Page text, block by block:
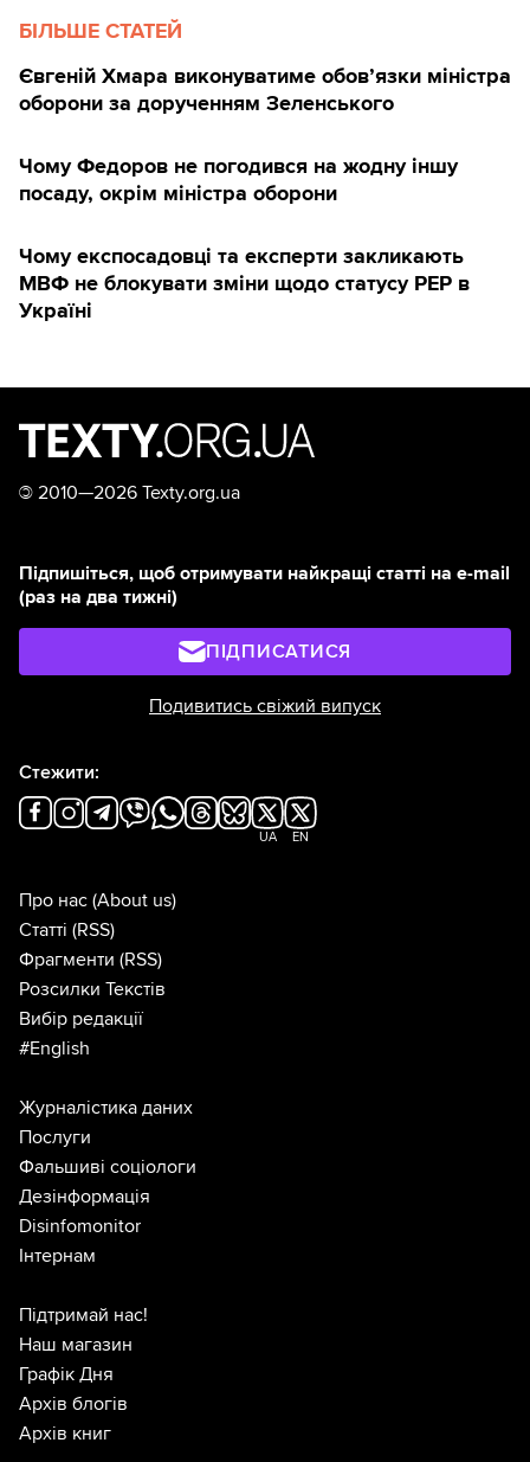
БІЛЬШЕ СТАТЕЙ
Євгеній Хмара виконуватиме обов’язки міністра
оборони за дорученням Зеленського
Чому Федоров не погодився на жодну іншу
посаду, окрім міністра оборони
Чому експосадовці та експерти закликають
МВФ не блокувати зміни щодо статусу PEP в
Україні
© 2010—2026 Texty.org.ua
Підпишіться, щоб отримувати найкращі статті на e-mail
(раз на два тижні)
ПІДПИСАТИСЯ
Подивитись свіжий випуск
Стежити:
UA EN
Про нас (About us)
Статті (RSS)
Фрагменти (RSS)
Розсилки Текстів
Вибір редакції
#English
Журналістика даних
Послуги
Фальшиві соціологи
Дезінформація
Disinfomonitor
Інтернам
Підтримай нас!
Наш магазин
Графік Дня
Архів блогів
Архів книг